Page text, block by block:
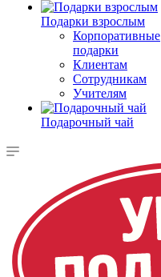
Подарки взрослым
Корпоративные
подарки
Клиентам
Сотрудникам
Учителям
Подарочный чай